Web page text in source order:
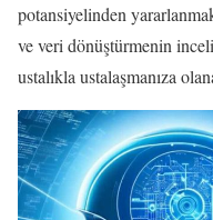
potansiyelinden
ve veri dönüştürmenin
ustalıkla ustalaşmanıza